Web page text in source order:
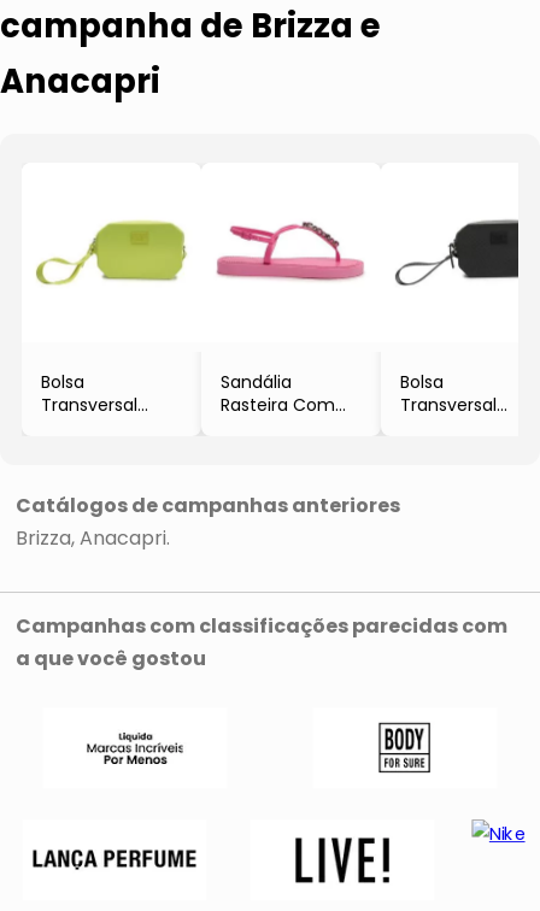
campanha de Brizza e
Anacapri
Bolsa
Transversal
Sandália
Rasteira Com
Bolsa
Transversal
Catálogos de campanhas anteriores
Brizza Anacapri
Campanhas com classificações parecidas com
a que você gostou